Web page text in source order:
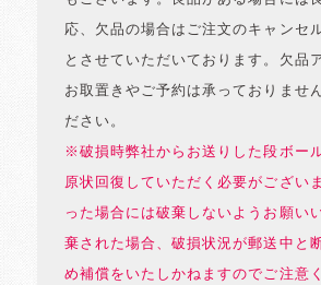
応、欠品の場合はご注文のキャンセ
とさせていただいております。欠品
お取置きやご予約は承っておりませ
ださい。
※破損時弊社からお送りした段ボー
原状回復していただく必要がござい
った場合には破棄しないようお願い
棄された場合、破損状況が郵送中と
め補償をいたしかねますのでご注意